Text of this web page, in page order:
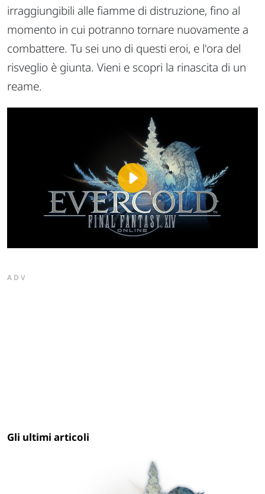
irraggiungibili alle fiamme di distruzione, fino al
momento in cui potranno tornare nuovamente a
combattere. Tu sei uno di questi eroi, e l'ora del
risveglio è giunta. Vieni e scopri la rinascita di un
reame.
Play
Video
ADV
Gli ultimi articoli